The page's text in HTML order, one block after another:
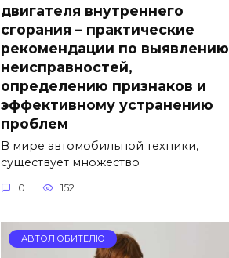
двигателя внутреннего
сгорания – практические
рекомендации по выявлению
неисправностей,
определению признаков и
эффективному устранению
проблем
В мире автомобильной техники,
существует множество
0 152
АВТОЛЮБИТЕЛЮ